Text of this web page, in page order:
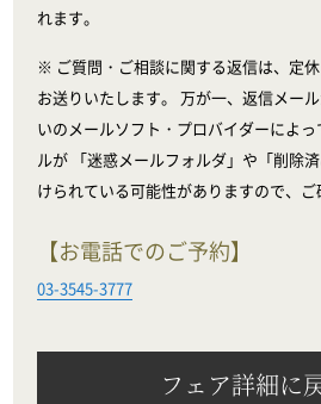
れます。
※ ご質問・ご相談に関する返信は、定
お送りいたします。 万が一、返信メー
いのメールソフト・プロバイダーによ
ルが 「迷惑メールフォルダ」や「削除
けられている可能性がありますので、ご
【お電話でのご予約】
03-3545-3777
フェア詳細に